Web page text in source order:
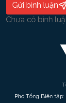
Gửi bình luận
Chưa có bình
Phó Tổng Biên